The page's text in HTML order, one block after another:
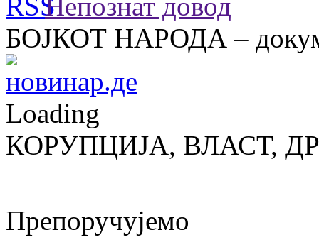
БОЈКОТ НАРОДА –
Loading
КОРУПЦИЈА, ВЛАСТ,
Препоручујемо